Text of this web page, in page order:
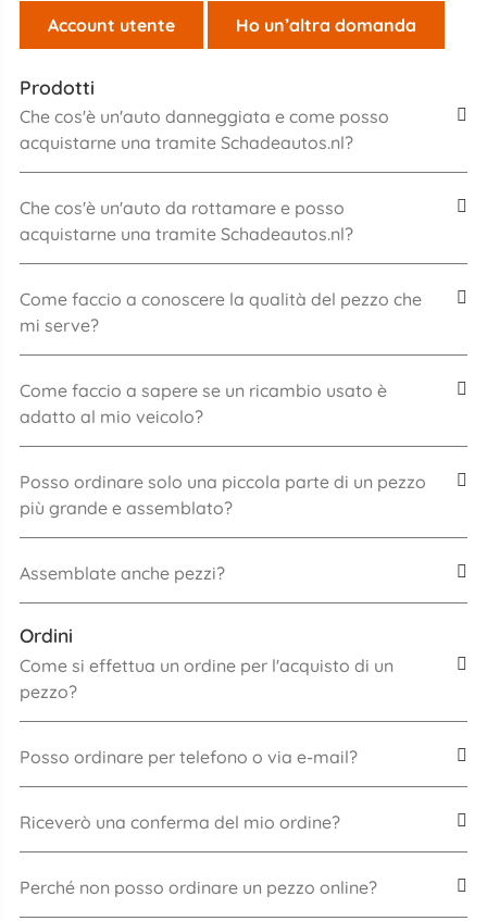
Account utente Ho un’altra domanda
Prodotti
Che cos'è un'auto danneggiata e come posso
acquistarne una tramite Schadeautos.nl?
Che cos'è un'auto da rottamare e posso
acquistarne una tramite Schadeautos.nl?
Come faccio a conoscere la qualità del pezzo che
mi serve?
Come faccio a sapere se un ricambio usato è
adatto al mio veicolo?
Posso ordinare solo una piccola parte di un pezzo
più grande e assemblato?
Assemblate anche pezzi?
Ordini
Come si effettua un ordine per l'acquisto di un
pezzo?
Posso ordinare per telefono o via e-mail?
Riceverò una conferma del mio ordine?
Perché non posso ordinare un pezzo online?